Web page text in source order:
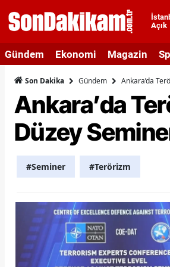
Açık
Gündem Ekonomi Magazin
Son Dakika Gündem Ankara’da
Ankara’da
Düzey
#Seminer #Terörizm